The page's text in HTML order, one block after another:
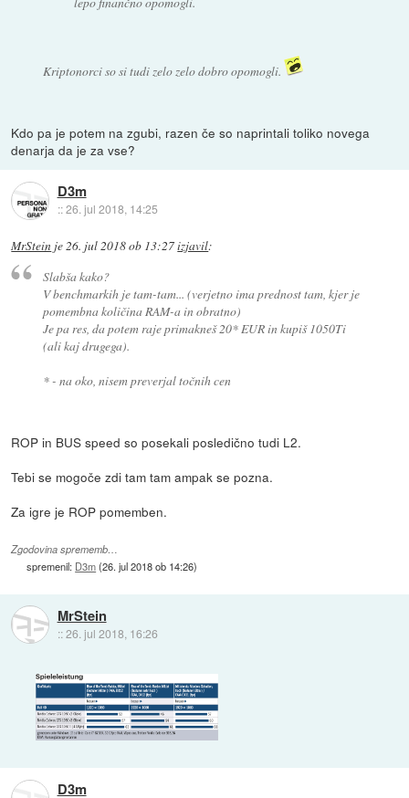
Kriptonorci so si tudi zelo zelo dobro opomogli.
Kdo pa je potem na zgubi, razen če so naprintali toliko novega
denarja da je za vse?
D3m
::26. jul 2018, 14:25
MrStein je26. jul 2018 ob 13:27izjavil:
Slabša kako?
V benchmarkih je tam-tam... (verjetno ima prednost tam, kjer je
pomembna količina RAM-a in obratno)
Je pa res, da potem raje primakneš 20* EUR in kupiš 1050Ti
(ali kaj drugega).
* - na oko, nisem preverjal točnih cen
ROP in BUS speed so posekali posledično tudi L2.
Tebi se mogoče zdi tam tam ampak se pozna.
Za igre je ROP pomemben.
Zgodovina sprememb…
spremenil: D3m(26. jul 2018 ob 14:26)
MrStein
::26. jul 2018, 16:26
D3m